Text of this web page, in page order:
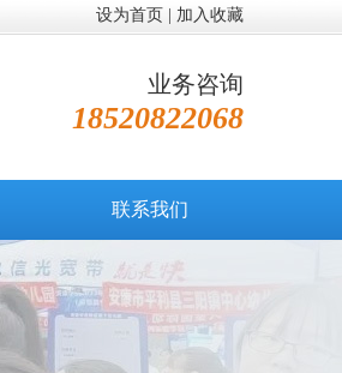
设为首页 加入收藏
业务咨询
18520822068
联系我们